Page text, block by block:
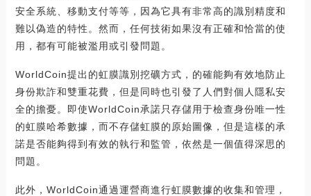
安全系統、移動支付等等，因為它具有非常高的識別精度和
難以偽造的特性。然而，任何技術如果沒有正確和恰當的使
用，都有可能被濫用或引發問題。
WorldCoin提出的虹膜識別挖礦方式，的確能夠有效地防止
身份欺詐和雙重花費，但是同時也引發了人們對個人隱私安
全的擔憂。即使WorldCoin承諾只存儲用于檢查身份唯一性
的虹膜哈希數據，而不存儲虹膜的原始圖像，但是這樣的承
諾是否能夠得到有效的執行和監管，依然是一個值得深思的
問題。
此外，WorldCoin通過運營商進行虹膜數據的收集和管理，